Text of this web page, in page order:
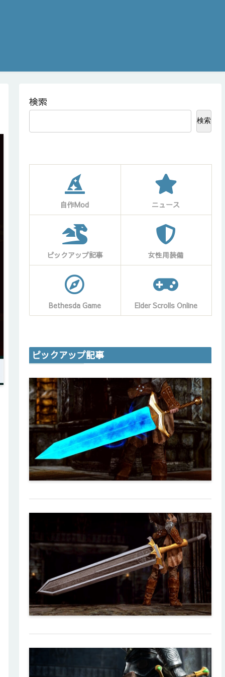
検索
検索
自作Mod ニュース
ピックアップ記事 女性用装備
Bethesda Game Elder Scrolls Online
ピックアップ記事